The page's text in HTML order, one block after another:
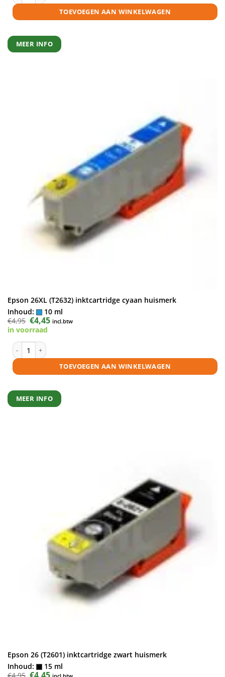
TOEVOEGEN AAN WINKELWAGEN
MEER INFO
Epson 26XL (T2632) inktcartridge cyaan huismerk
Inhoud:
10 ml
€4,95 Oorspronkelijke
prijs
was:
€4,45Huidige
prijs
incl.btw
in voorraad
Epson 26XL (T2632) inktcartridge cyaan huismerk aantal
TOEVOEGEN AAN WINKELWAGEN
MEER INFO
Epson 26 (T2601) inktcartridge zwart huismerk
Inhoud:
15 ml
Oorspronkelijke
Huidige